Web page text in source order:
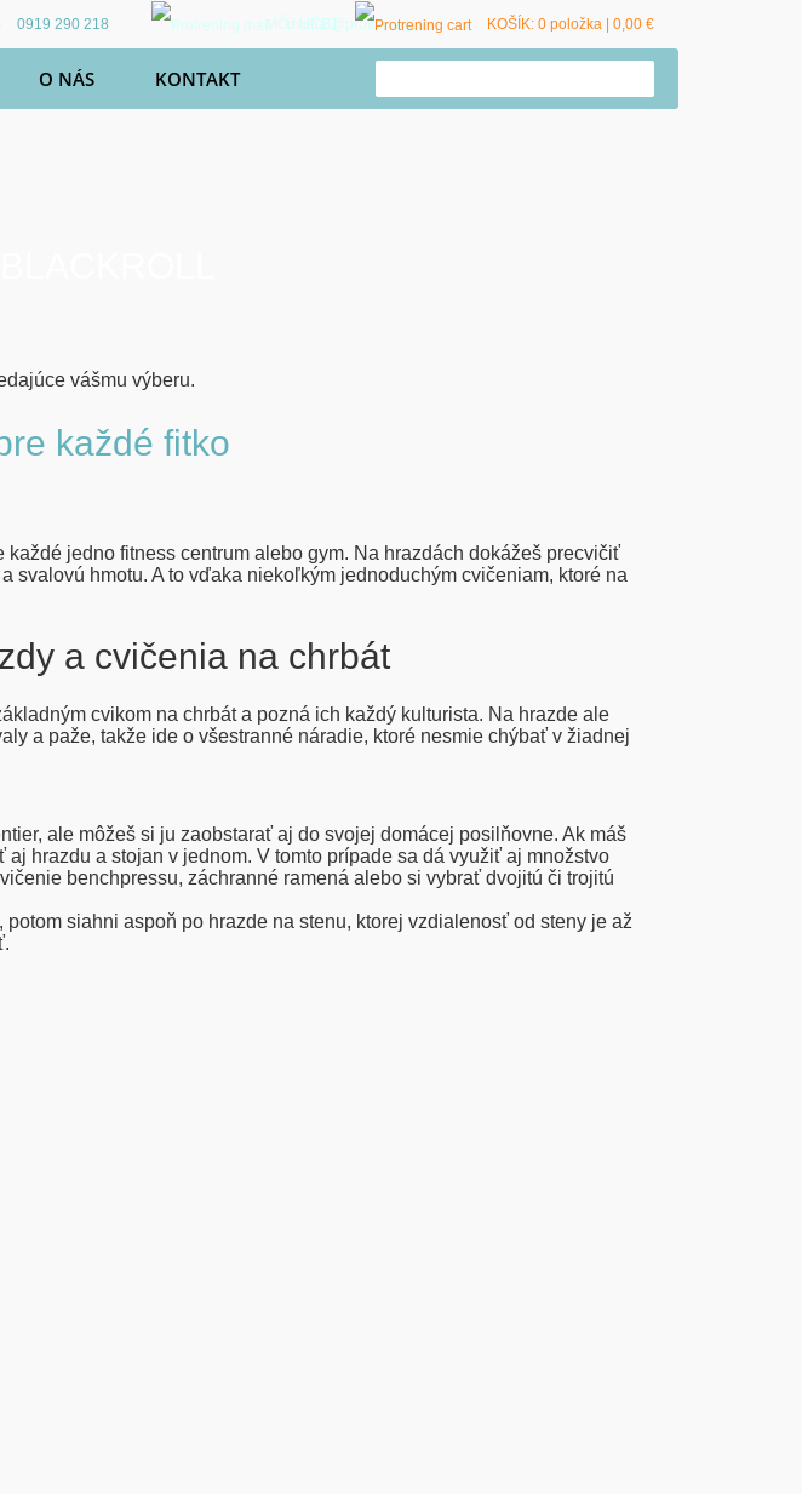
0919 290 218 michal@protrening.sk
MÔJ ÚČET KOŠÍK: 0 položka | 0,00 €
O NÁS KONTAKT
vášmu výberu.
každé fitko
každé jedno fitness centrum alebo gym. Na hrazdách dokážeš precvičiť
svalovú hmotu. A to vďaka niekoľkým jednoduchým cvičeniam, ktoré na
a cvičenia na chrbát
cvikom na chrbát a pozná ich každý kulturista. Na hrazde ale
a paže, takže ide o všestranné náradie, ktoré nesmie chýbať v žiadnej
ale môžeš si ju zaobstarať aj do svojej domácej posilňovne. Ak máš
hrazdu a stojan v jednom. V tomto prípade sa dá využiť aj množstvo
benchpressu, záchranné ramená alebo si vybrať dvojitú či trojitú
siahni aspoň po hrazde na stenu, ktorej vzdialenosť od steny je až